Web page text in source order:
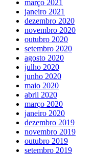
março 2021
janeiro 2021
dezembro 2020
novembro 2020
outubro 2020
setembro 2020
agosto 2020
julho 2020
junho 2020
maio 2020
abril 2020
março 2020
janeiro 2020
dezembro 2019
novembro 2019
outubro 2019
setembro 2019